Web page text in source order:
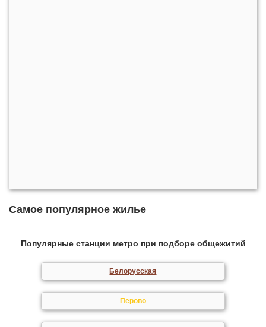
Самое популярное жилье
Популярные станции метро при подборе общежитий
Белорусская
Перово